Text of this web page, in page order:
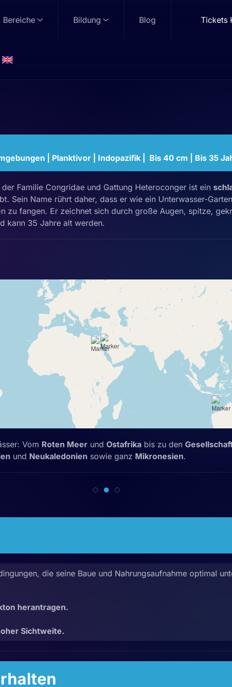
Bereiche Bildung Blog Tickets
| Planktivor | Indopazifik | Bis 40 cm | Bis 35
der Familie Congridae und Gattung Heteroconger ist ein
Sein Name rührt daher, dass er wie ein Unterwasser-
zu fangen. Er zeichnet sich durch große Augen, spitze,
kann 35 Jahre alt werden.
Vom Roten Meer und Ostafrika bis zu den
und Neukaledonien sowie ganz Mikronesien.
die seine Baue und Nahrungsaufnahme optimal
herantragen.
Sichtweite.